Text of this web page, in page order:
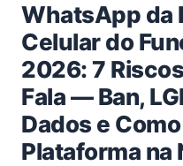
WhatsApp da
Celular do
2026: 7
Fala — Ban,
Dados e
Plataforma na